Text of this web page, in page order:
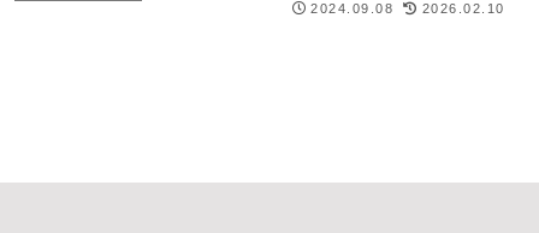
2024.09.08 2026.02.10